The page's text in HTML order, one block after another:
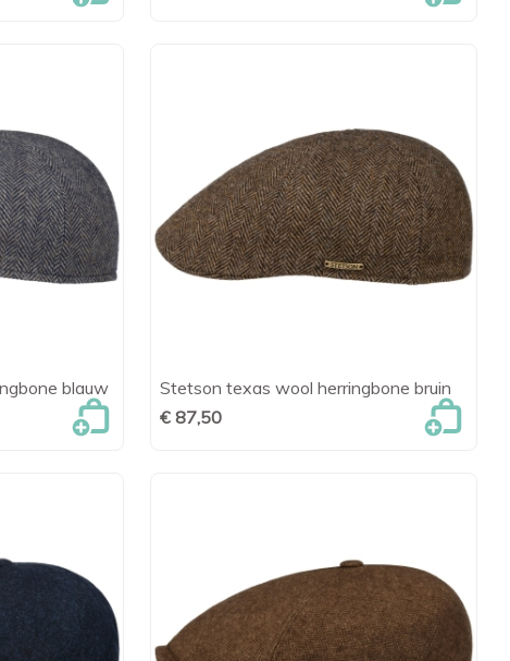
blauw
 Snel bekijken
Stetson texas wool herringbone bruin
€ 87,50